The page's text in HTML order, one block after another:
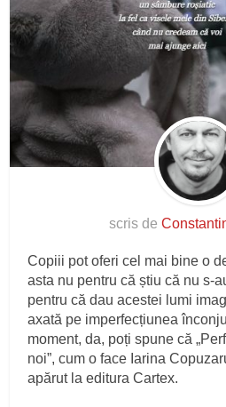
scris de
Copiii pot oferi cel mai bine o
asta nu pentru că știu că nu s-
pentru că dau acestei lumi
axată pe imperfecțiunea
moment, da, poți spune că
noi”, cum o face Iarina
apărut la editura Cartex.